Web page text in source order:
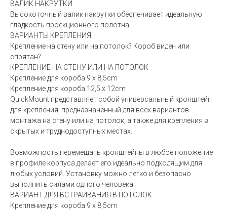
ВАЛИК НАКРУТКИ
Высокоточный валик накрутки обеспечивает идеальную
гладкость проекционного полотна.
ВАРИАНТЫ КРЕПЛЕНИЯ
Крепление на стену или на потолок? Короб виден или
спрятан?
КРЕПЛЕНИЕ НА СТЕНУ ИЛИ НА ПОТОЛОК
Крепление для короба 9 x 8,5cm
Крепление для короба 12,5 x 12cm
QuickMount представляет собой универсальный кронштейн
для крепления, предназначенный для всех вариантов
монтажа на стену или на потолок, а также для крепления в
скрытых и труднодоступных местах.
Возможность перемещать кронштейны в любое положение
в профиле корпуса делает его идеально подходящим для
любых условий. Установку можно легко и безопасно
выполнить силами одного человека.
ВАРИАНТ ДЛЯ ВСТРАИВАНИЯ В ПОТОЛОК
Крепление для короба 9 x 8,5cm